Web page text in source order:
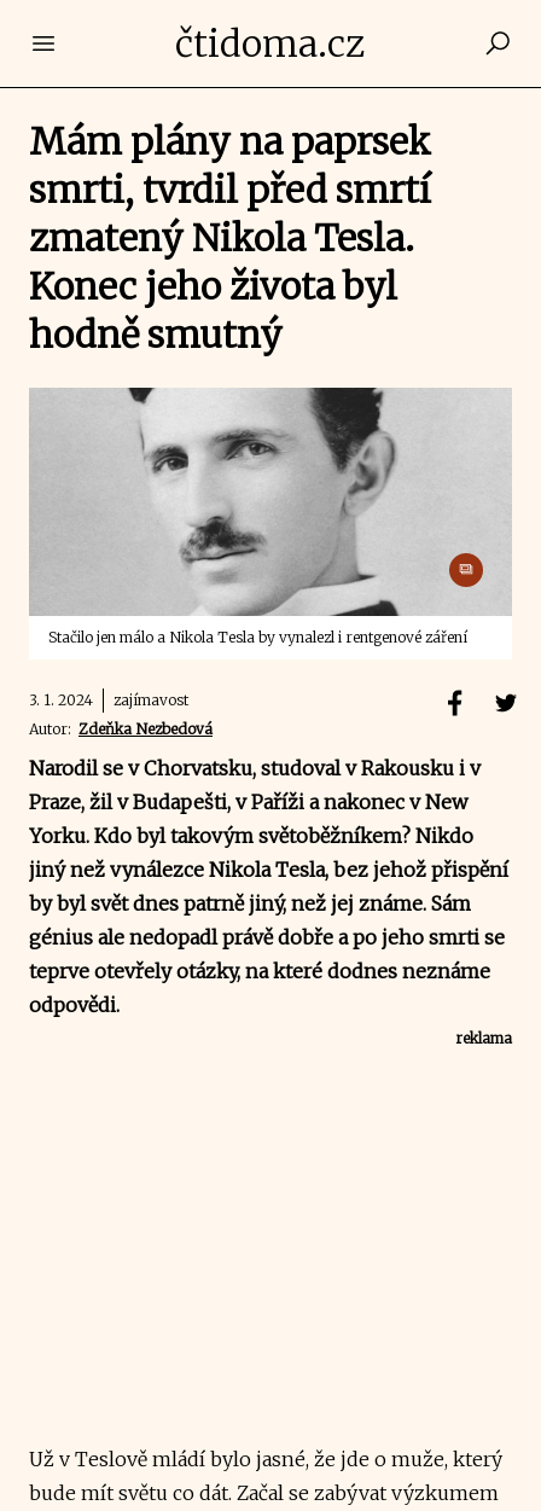
Open main menučtidoma.cz
Mám plány na paprsek
smrti, tvrdil před smrtí
zmatený Nikola Tesla.
Konec jeho života byl
hodně smutný
Stačilo jen málo a Nikola Tesla by vynalezl i rentgenové záření
3. 1. 2024
zajímavost
Autor: Zdeňka Nezbedová
Narodil se v Chorvatsku, studoval v Rakousku i v
Praze, žil v Budapešti, v Paříži a nakonec v New
Yorku. Kdo byl takovým světoběžníkem? Nikdo
jiný než vynálezce Nikola Tesla, bez jehož přispění
by byl svět dnes patrně jiný, než jej známe. Sám
génius ale nedopadl právě dobře a po jeho smrti se
teprve otevřely otázky, na které dodnes neznáme
odpovědi.
reklama
Už v Teslově mládí bylo jasné, že jde o muže, který
bude mít světu co dát. Začal se zabývat výzkumem